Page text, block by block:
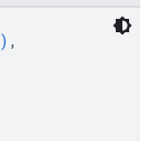
) ,